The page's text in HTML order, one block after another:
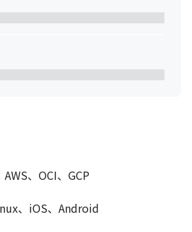
、OCI、GCP
、iOS、Android